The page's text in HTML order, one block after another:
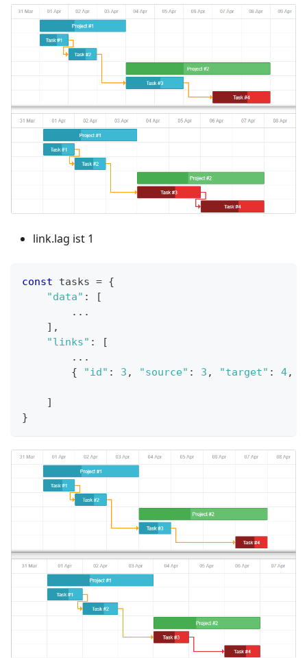
link.lag ist 1
const tasks = {
"data" :
[
...
] ,
"links" :
[
...
{
"id" : 3 , "source" : 3 , "target" : 4,
]
}